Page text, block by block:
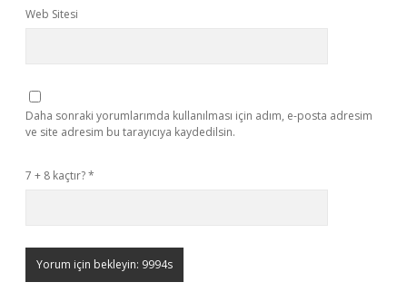
Web Sitesi
Daha sonraki yorumlarımda kullanılması için adım, e-posta adresim
ve site adresim bu tarayıcıya kaydedilsin.
7 + 8 kaçtır?*